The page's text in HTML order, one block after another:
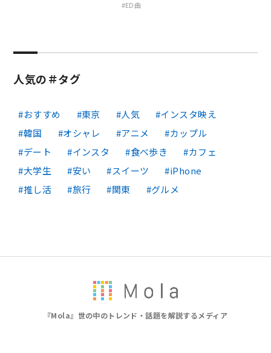
ED曲
人気の＃タグ
おすすめ 東京 人気
インスタ映え
韓国
オシャレ アニメ
カップル
デート
インスタ 食べ歩き
カフェ
大学生
安い スイーツ
iPhone
推し活
旅行 関東 グルメ
『Mola』世の中のトレンド・話題を解説するメディア